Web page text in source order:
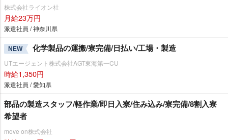
株式会社ライオン社
月給23万円
派遣社員 / 神奈川県
NEW 化学製品の運搬/寮完備/日払い/工場・製造
UTエージェント株式会社AGT東海第一CU
時給1,350円
派遣社員 / 愛知県
部品の製造スタッフ/軽作業/即日入寮/住み込み/寮完備/8割入寮
希望者
move on株式会社